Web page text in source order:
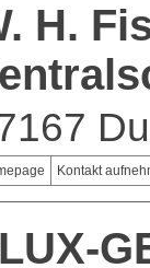
H.
Kontakt